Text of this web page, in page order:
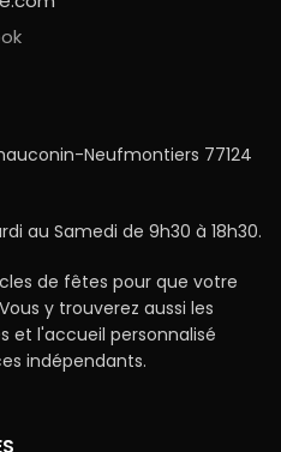
Neufmontiers 77124
au Samedi de 9h30 à 18h30.
de fêtes pour que votre
y trouverez aussi les
et l'accueil personnalisé
indépendants.